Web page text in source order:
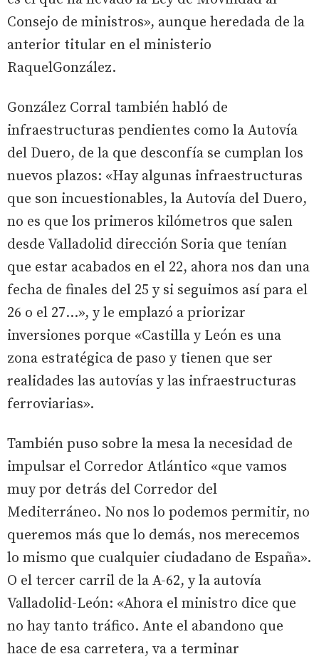
Consejo de ministros», aunque heredada de la
anterior titular en el ministerio
RaquelGonzález.
González Corral también habló de
infraestructuras pendientes como la Autovía
del Duero, de la que desconfía se cumplan los
nuevos plazos: «Hay algunas infraestructuras
que son incuestionables, la Autovía del Duero,
no es que los primeros kilómetros que salen
desde Valladolid dirección Soria que tenían
que estar acabados en el 22, ahora nos dan una
fecha de finales del 25 y si seguimos así para el
26 o el 27…», y le emplazó a priorizar
inversiones porque «Castilla y León es una
zona estratégica de paso y tienen que ser
realidades las autovías y las infraestructuras
ferroviarias».
También puso sobre la mesa la necesidad de
impulsar el Corredor Atlántico «que vamos
muy por detrás del Corredor del
Mediterráneo. No nos lo podemos permitir, no
queremos más que lo demás, nos merecemos
lo mismo que cualquier ciudadano de España».
O el tercer carril de la A-62, y la autovía
Valladolid-León: «Ahora el ministro dice que
no hay tanto tráfico. Ante el abandono que
hace de esa carretera, va a terminar